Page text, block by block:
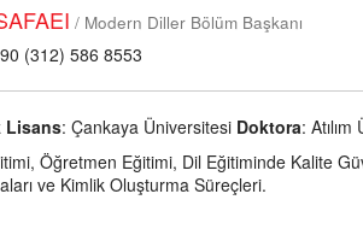
/ Modern Diller Bölüm Başkanı
(312) 586 8553
Lisans: Çankaya Üniversitesi Doktora:
Öğretmen Eğitimi, Dil Eğitiminde Kalite
ve Kimlik Oluşturma Süreçleri.